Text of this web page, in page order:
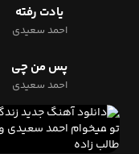
یادت رفته
احمد سعیدی
پس من چی
احمد سعیدی